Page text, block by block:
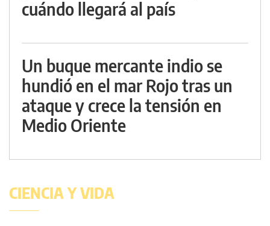
cuándo llegará al país
Un buque mercante indio se
hundió en el mar Rojo tras un
ataque y crece la tensión en
Medio Oriente
CIENCIA Y VIDA